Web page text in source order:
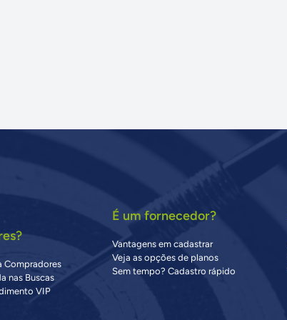
Compradores
nas Buscas
VIP
É um fornecedor?
Vantagens em cadastrar
Veja as opções de planos
Sem tempo? Cadastro rápido